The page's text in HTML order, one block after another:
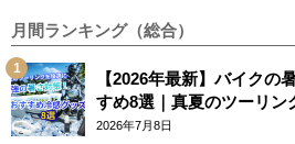
月間ランキング（総合）
【2026年最新】バイクの
すめ8選｜真夏のツーリン
テム
2026年7月8日